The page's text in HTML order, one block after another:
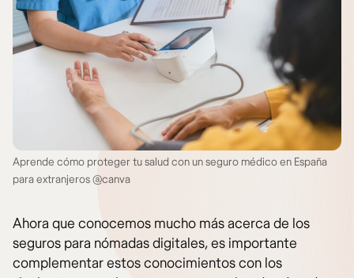
Aprende cómo proteger tu salud con un seguro médico en España
para extranjeros @canva
Ahora que conocemos mucho más acerca de los
seguros para nómadas digitales, es importante
complementar estos conocimientos con los